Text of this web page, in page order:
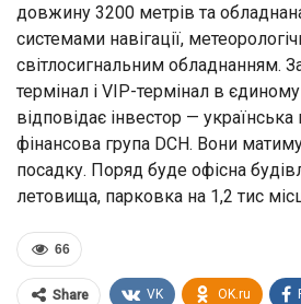
довжину 3200 метрів та
системами навігації,
світлосигнальним обладнанням.
термінал і VIP-термінал в
відповідає інвестор —
фінансова група DCH. Вони
посадку. Поряд буде офісна
летовища, парковка на 1,2 тис
66
Share VK OK.ru